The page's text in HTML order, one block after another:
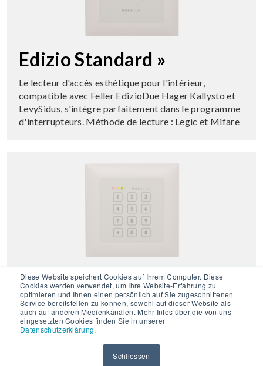
Diese Website speichert Cookies auf Ihrem Computer. Diese
Cookies werden verwendet, um Ihre Website-Erfahrung zu
optimieren und Ihnen einen persönlich auf Sie zugeschnittenen
Service bereitstellen zu können, sowohl auf dieser Website als
auch auf anderen Medienkanälen. Mehr Infos über die von uns
eingesetzten Cookies finden Sie in unserer
Datenschutzerklärung.
Schliessen
Edizio Standard »
Le lecteur d'accès esthétique pour l'intérieur,
compatible avec Feller EdizioDue Hager Kallysto et
LevySidus, s'intègre parfaitement dans le programme
d'interrupteurs. Méthode de lecture : Legic et Mifare
Edizio PIN »
Le lecteur d'accès esthétique avec clavier à code PIN
pour l'intérieur, compatible avec Feller EdizioDue
Hager Kallysto et LevySidus, s'intègre parfaitement
dans le programme d'interrupteurs. Méthode de
Mifare